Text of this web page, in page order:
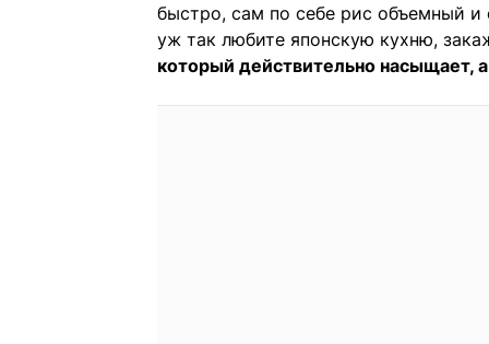
быстро, сам по себе рис объемный и
уж так любите японскую кухню,
который действительно насыщает,